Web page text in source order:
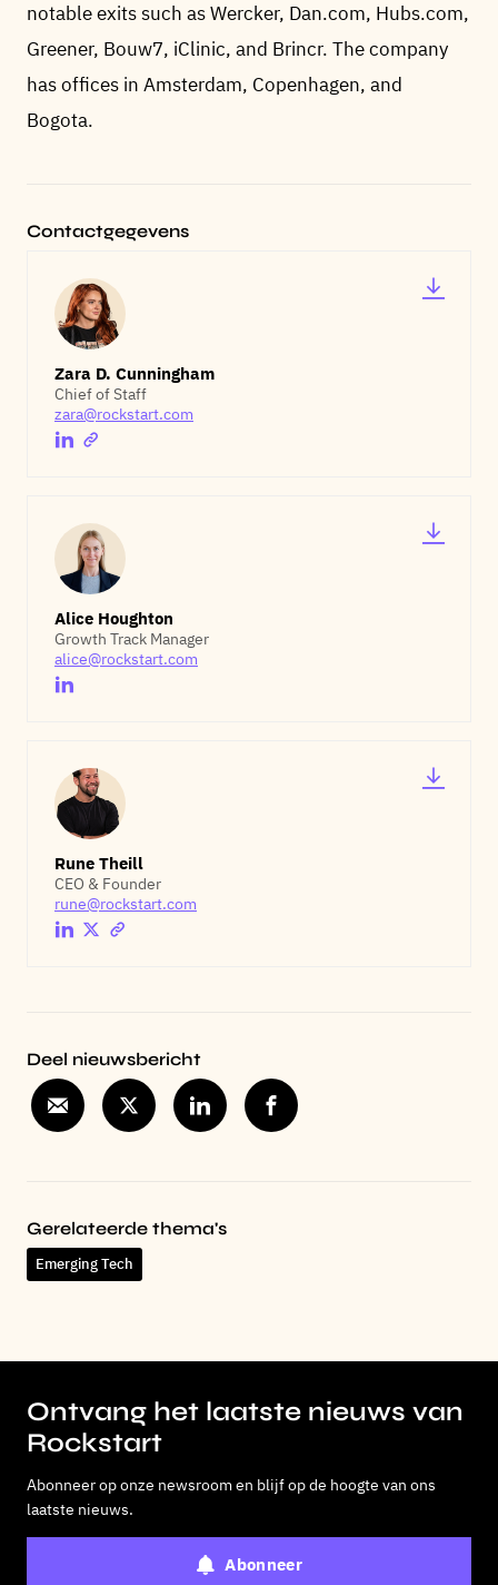
notable exits such as Wercker, Dan.com, Hubs.com,
Greener, Bouw7, iClinic, and Brincr. The company
has offices in Amsterdam, Copenhagen, and
Bogota.
Contactgegevens
Zara D. Cunningham
Chief of Staff
zara@rockstart.com
Alice Houghton
Growth Track Manager
alice@rockstart.com
Rune Theill
CEO & Founder
rune@rockstart.com
Deel nieuwsbericht
Gerelateerde thema's
Emerging Tech
Ontvang het laatste nieuws van
Rockstart
Abonneer op onze newsroom en blijf op de hoogte van ons
laatste nieuws.
Abonneer